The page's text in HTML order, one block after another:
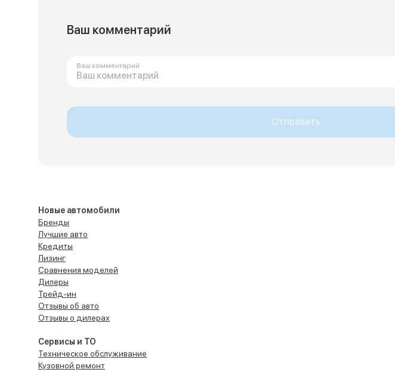
Ваш комментарий
Ваш комментарий
Отправить
Новые автомобили
Бренды
Лучшие авто
Кредиты
Лизинг
Сравнения моделей
Дилеры
Трейд-ин
Отзывы об авто
Отзывы о дилерах
Сервисы и ТО
Техническое обслуживание
Кузовной ремонт